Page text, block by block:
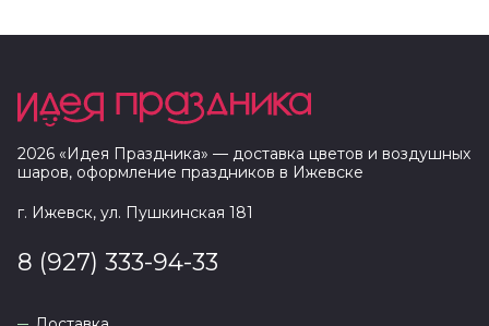
2026 «Идея Праздника» — доставка цветов и воздушных
шаров, оформление праздников в Ижевске
г. Ижевск, ул. Пушкинская 181
8 (927) 333-94-33